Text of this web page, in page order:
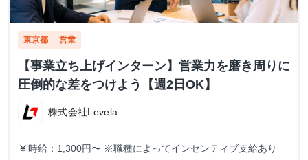
東京都 営業
【事業立ち上げインターン】営業力を磨き周りに
圧倒的な差をつけよう【週2日OK】
株式会社Levela
currency_yen 時給：1,300円〜 ※職種によってインセンティブ支給あり